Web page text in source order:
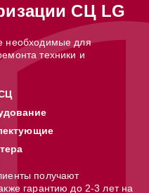
СЦ LG
необходимые для
техники и
получают
гарантию до 2-3 лет на